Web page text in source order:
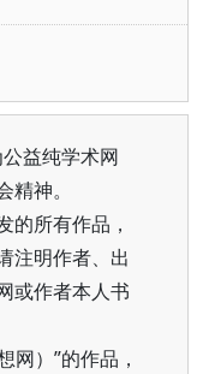
益纯学术网
神。
的所有作品，
注明作者、出
或作者本人书
网）”的作品，